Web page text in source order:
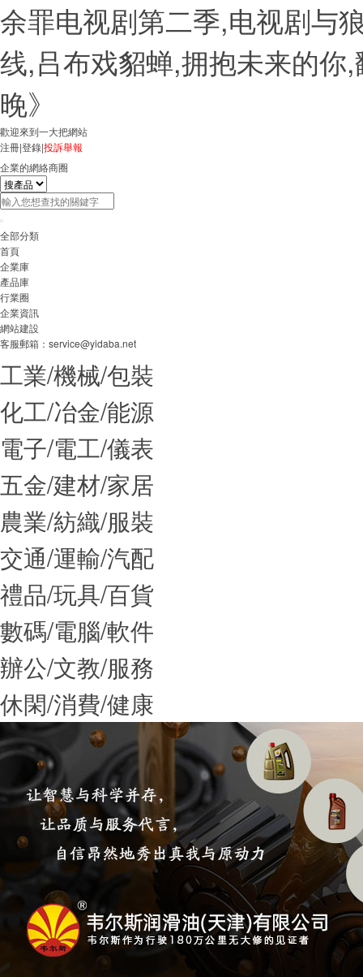
余罪电视剧第二季,电视剧与
线,吕布戏貂蝉,拥抱未来的你
晚》
歡迎來到一大把網站
注冊|登錄|投訴舉報
企業的網絡商圈
全部分類
首頁
企業庫
產品庫
行業圈
企業資訊
網站建設
客服郵箱： service@yidaba.net
工業/機械/包裝
化工/冶金/能源
電子/電工/儀表
五金/建材/家居
農業/紡織/服裝
交通/運輸/汽配
禮品/玩具/百貨
數碼/電腦/軟件
辦公/文教/服務
休閑/消費/健康